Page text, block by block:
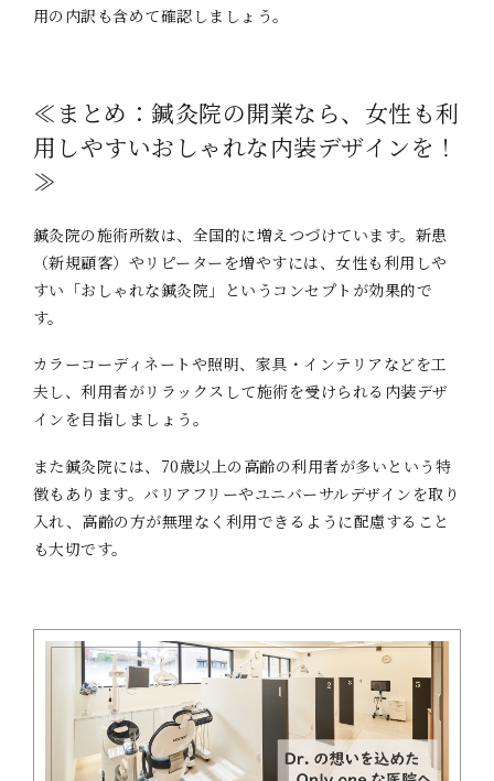
用の内訳も含めて確認しましょう。
≪まとめ：鍼灸院の開業なら、女性も利
用しやすいおしゃれな内装デザインを！
≫
鍼灸院の施術所数は、全国的に増えつづけています。新患
（新規顧客）やリピーターを増やすには、女性も利用しや
すい「おしゃれな鍼灸院」というコンセプトが効果的で
す。
カラーコーディネートや照明、家具・インテリアなどを工
夫し、利用者がリラックスして施術を受けられる内装デザ
インを目指しましょう。
また鍼灸院には、70歳以上の高齢の利用者が多いという特
徴もあります。バリアフリーやユニバーサルデザインを取り
入れ、高齢の方が無理なく利用できるように配慮すること
も大切です。